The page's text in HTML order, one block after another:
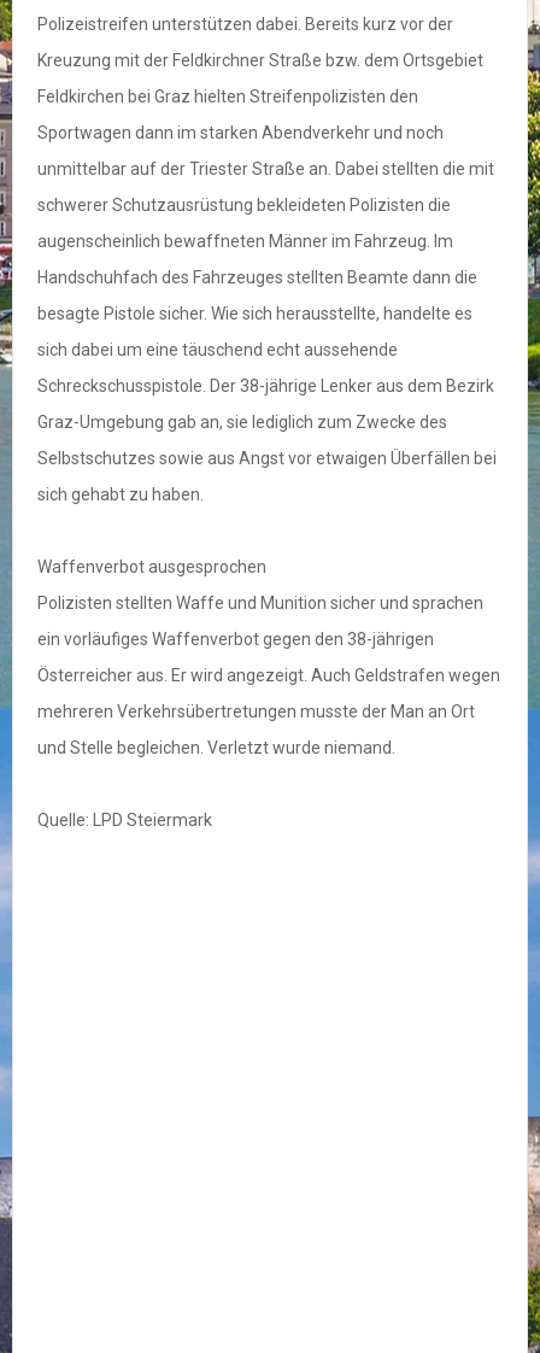
Polizeistreifen unterstützen dabei. Bereits kurz vor der
Kreuzung mit der Feldkirchner Straße bzw. dem Ortsgebiet
Feldkirchen bei Graz hielten Streifenpolizisten den
Sportwagen dann im starken Abendverkehr und noch
unmittelbar auf der Triester Straße an. Dabei stellten die mit
schwerer Schutzausrüstung bekleideten Polizisten die
augenscheinlich bewaffneten Männer im Fahrzeug. Im
Handschuhfach des Fahrzeuges stellten Beamte dann die
besagte Pistole sicher. Wie sich herausstellte, handelte es
sich dabei um eine täuschend echt aussehende
Schreckschusspistole. Der 38-jährige Lenker aus dem Bezirk
Graz-Umgebung gab an, sie lediglich zum Zwecke des
Selbstschutzes sowie aus Angst vor etwaigen Überfällen bei
sich gehabt zu haben.
Waffenverbot ausgesprochen
Polizisten stellten Waffe und Munition sicher und sprachen
ein vorläufiges Waffenverbot gegen den 38-jährigen
Österreicher aus. Er wird angezeigt. Auch Geldstrafen wegen
mehreren Verkehrsübertretungen musste der Man an Ort
und Stelle begleichen. Verletzt wurde niemand.
Quelle: LPD Steiermark